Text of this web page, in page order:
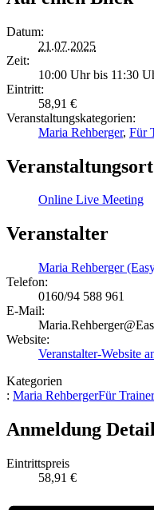
Datum:
21.07.2025
Zeit:
10:00 Uhr bis 11:30
Eintritt:
58,91 €
Veranstaltungskategorien:
Maria Rehberger, Für
Veranstaltungsort
Online Live Meeting
Veranstalter
Maria Rehberger
Telefon:
0160/94 588 961
E-Mail:
Website:
Veranstalter-Website
Kategorien
: Maria RehbergerFür
Anmeldung
Eintrittspreis
58,91 €